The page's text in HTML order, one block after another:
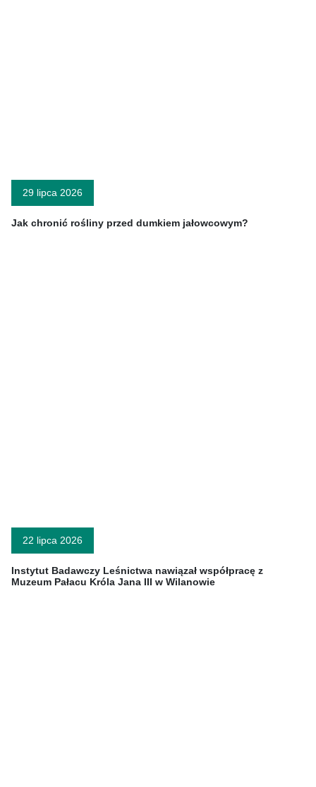
29 lipca 2026
Jak chronić rośliny przed dumkiem jałowcowym?
22 lipca 2026
Instytut Badawczy Leśnictwa nawiązał współpracę z
Muzeum Pałacu Króla Jana III w Wilanowie